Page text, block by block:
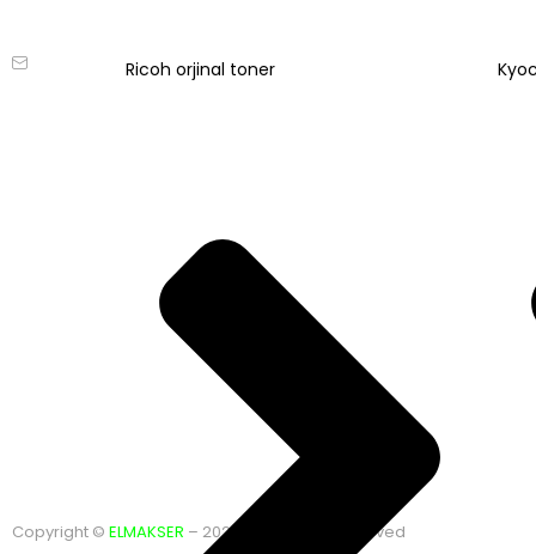
Ricoh orjinal toner
info@elmakser.com
Yazıcı kiralama Ankara
Aradığınızı bulamadınız mı?
Copyright © ELMAKSER – 2026 – All Rights Reserved